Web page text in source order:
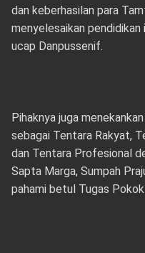
dan keberhasilan para
menyelesaikan pendidikan
ucap Danpussenif.
Pihaknya juga
sebagai Tentara Rakyat,
dan Tentara Profesional
Sapta Marga, Sumpah
pahami betul Tugas